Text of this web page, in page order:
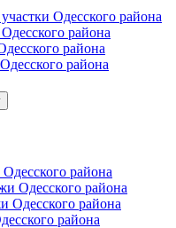
Одесского района
района
района
района
района
Одесского района
Одесского района
района